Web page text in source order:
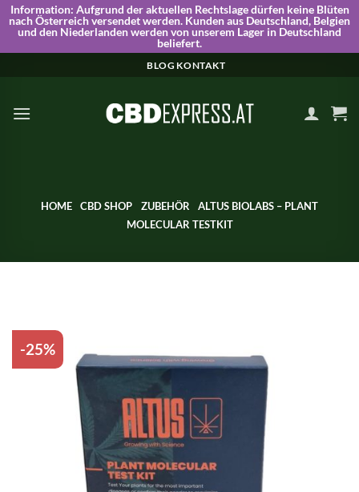
Information: Aufgrund der aktuellen Rechtslage dürfen keine Blüten
nach Österreich versendet werden. Kunden aus Deutschland, Belgien
und den Niederlanden werden von unserem Lager in Deutschland
beliefert.
BLOG KONTAKT
HOME CBD SHOP ZUBEHÖR
ALTUS BIOLABS – PLANT
MOLECULAR TESTKIT
-25%